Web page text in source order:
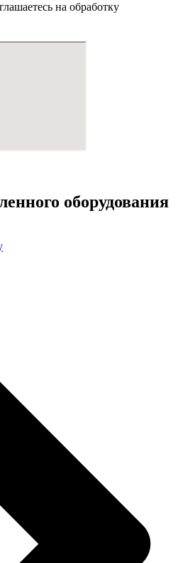
на обработку
оборудования